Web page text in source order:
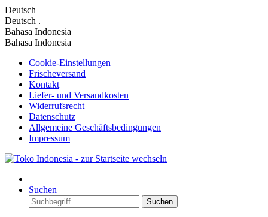
Deutsch
Deutsch .
Bahasa Indonesia
Bahasa Indonesia
Cookie-Einstellungen
Frischeversand
Kontakt
Liefer- und Versandkosten
Widerrufsrecht
Datenschutz
Allgemeine Geschäftsbedingungen
Impressum
Suchen
Suchen